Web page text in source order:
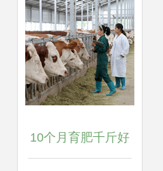
10个月育肥千斤好